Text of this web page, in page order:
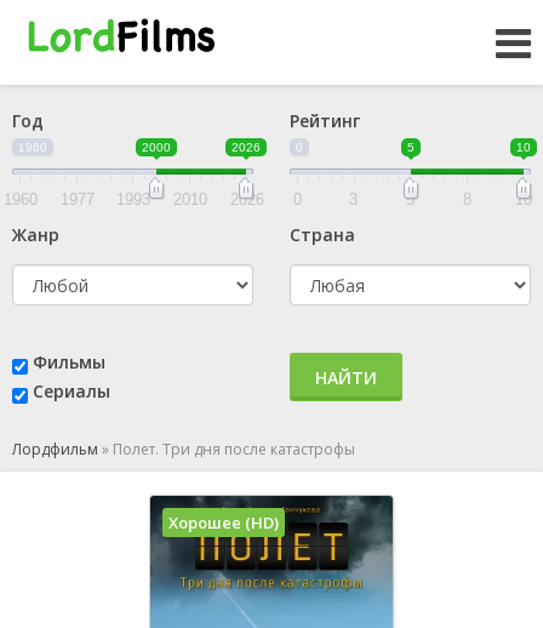
Год
1960 2000 2026
1960 1977 1993 2010 2026
Рейтинг
0 5 10
0 3 5 8 10
Жанр Страна
Фильмы
Сериалы
НАЙТИ
Лордфильм » Полет. Три дня после катастрофы
Хорошее (HD)